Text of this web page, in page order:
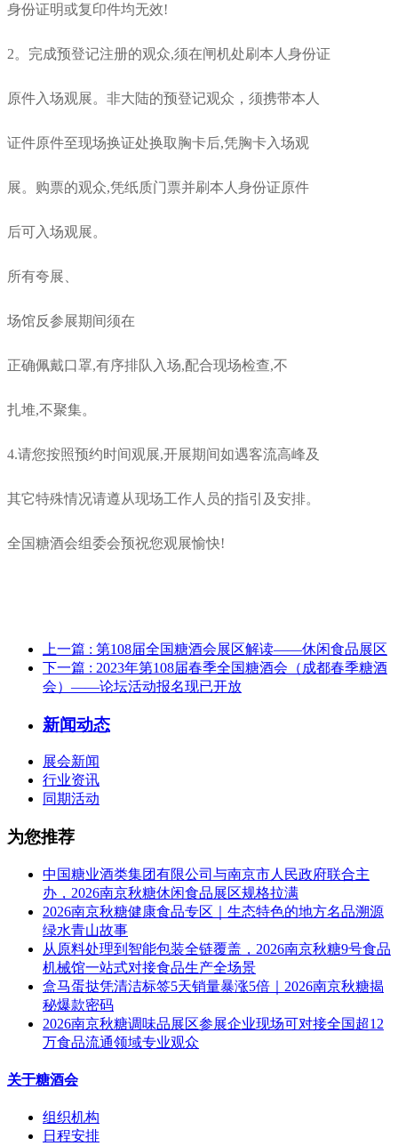
身份证明或复印件均无效!
2。完成预登记注册的观众,须在闸机处刷本人身份证
原件入场观展。非大陆的预登记观众，须携带本人
证件原件至现场换证处换取胸卡后,凭胸卡入场观
展。购票的观众,凭纸质门票并刷本人身份证原件
后可入场观展。
所有夸展、
场馆反参展期间须在
正确佩戴口罩,有序排队入场,配合现场检查,不
扎堆,不聚集。
4.请您按照预约时间观展,开展期间如遇客流高峰及
其它特殊情况请遵从现场工作人员的指引及安排。
全国糖酒会组委会预祝您观展愉快!
上一篇 : 第108届全国糖酒会展区解读——休闲食品展区
下一篇 : 2023年第108届春季全国糖酒会（成都春季糖酒
会）——论坛活动报名现已开放
新闻动态
展会新闻
行业资讯
同期活动
为您推荐
中国糖业酒类集团有限公司与南京市人民政府联合主
办，2026南京秋糖休闲食品展区规格拉满
2026南京秋糖健康食品专区｜生态特色的地方名品溯源
绿水青山故事
从原料处理到智能包装全链覆盖，2026南京秋糖9号食品
机械馆一站式对接食品生产全场景
盒马蛋挞凭清洁标签5天销量暴涨5倍｜2026南京秋糖揭
秘爆款密码
2026南京秋糖调味品展区参展企业现场可对接全国超12
万食品流通领域专业观众
关于糖酒会
组织机构
日程安排